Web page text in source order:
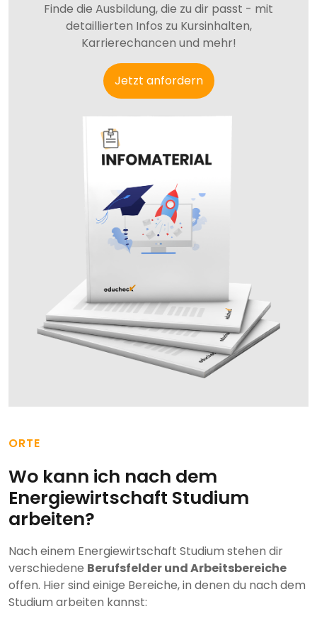
Finde die Ausbildung, die zu dir passt - mit
detaillierten Infos zu Kursinhalten,
Karrierechancen und mehr!
Jetzt anfordern
ORTE
Wo kann ich nach dem
Energiewirtschaft Studium
arbeiten?
Nach einem Energiewirtschaft Studium stehen dir
verschiedene Berufsfelder und Arbeitsbereiche
offen. Hier sind einige Bereiche, in denen du nach dem
Studium arbeiten kannst: